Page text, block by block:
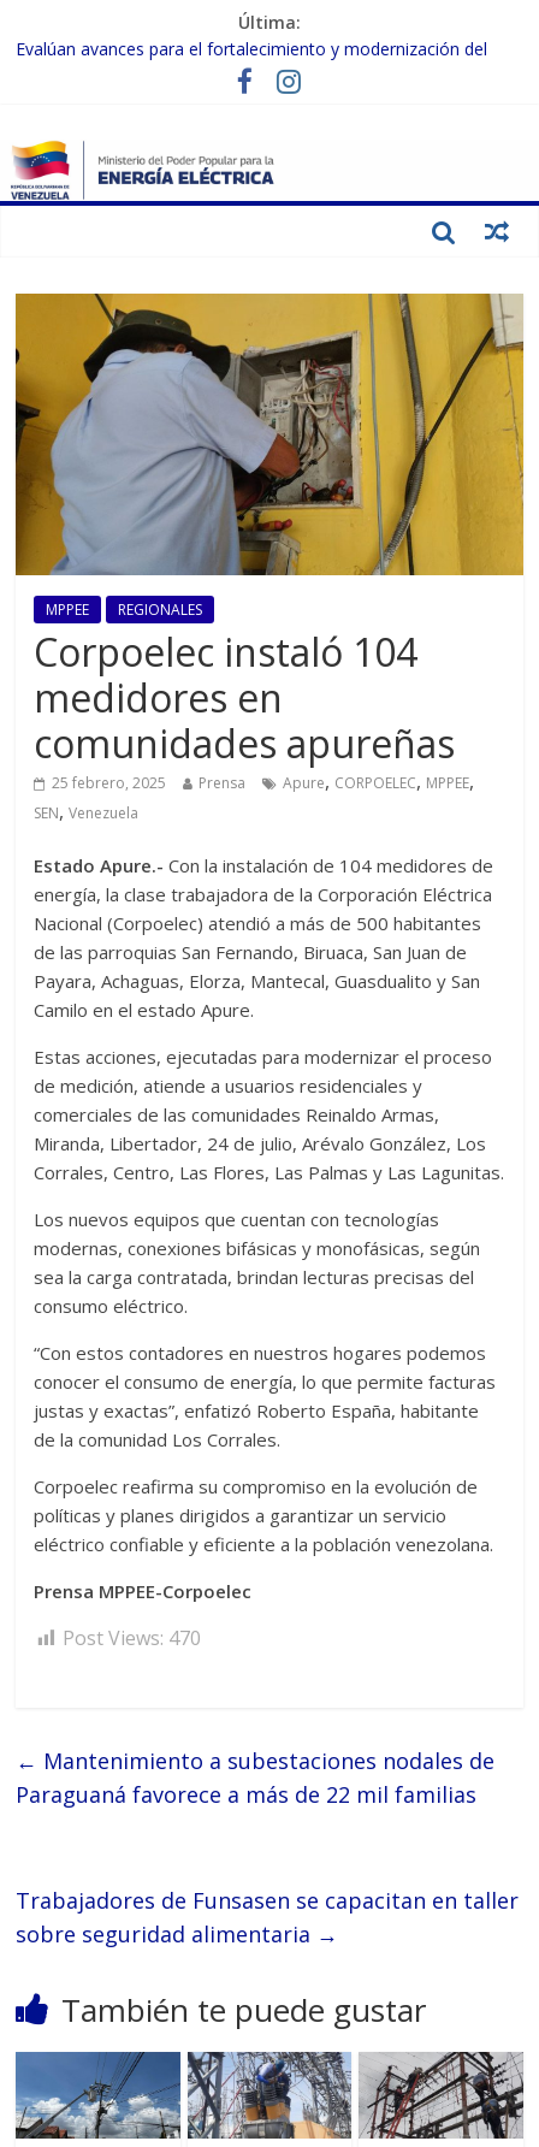
Última:
Evalúan avances para el fortalecimiento y modernización del
Inspeccionan trabajos de rehabilitación en instalaciones del SEN
Gobierno Nacional activa plan preventivo para fortalecer el SEN
ante el fenómeno de El Niño
Termocarabobo recupera el 50% de su capacidad de generación
MPPEE REGIONALES
Corpoelec instaló 104
medidores en
comunidades apureñas
25 febrero, 2025 Prensa Apure, CORPOELEC, MPPEE,
SEN,Venezuela
Estado Apure.- Con la instalación de 104 medidores de
energía, la clase trabajadora de la Corporación Eléctrica
Nacional (Corpoelec) atendió a más de 500 habitantes
de las parroquias San Fernando, Biruaca, San Juan de
Payara, Achaguas, Elorza, Mantecal, Guasdualito y San
Camilo en el estado Apure.
Estas acciones, ejecutadas para modernizar el proceso
de medición, atiende a usuarios residenciales y
comerciales de las comunidades Reinaldo Armas,
Miranda, Libertador, 24 de julio, Arévalo González, Los
Corrales, Centro, Las Flores, Las Palmas y Las Lagunitas.
Los nuevos equipos que cuentan con tecnologías
modernas, conexiones bifásicas y monofásicas, según
sea la carga contratada, brindan lecturas precisas del
consumo eléctrico.
“Con estos contadores en nuestros hogares podemos
conocer el consumo de energía, lo que permite facturas
justas y exactas”, enfatizó Roberto España, habitante
de la comunidad Los Corrales.
Corpoelec reafirma su compromiso en la evolución de
políticas y planes dirigidos a garantizar un servicio
eléctrico confiable y eficiente a la población venezolana.
Prensa MPPEE-Corpoelec
Post Views: 470
← Mantenimiento a subestaciones nodales de
Paraguaná favorece a más de 22 mil familias
Trabajadores de Funsasen se capacitan en taller
sobre seguridad alimentaria →
También te puede gustar